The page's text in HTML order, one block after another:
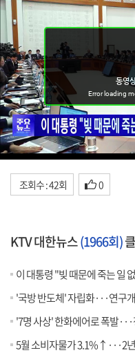
조회수 : 42회 0
KTV 대한뉴스(1966회)
이 대통령 "빚 때문에 죽는 일
'국방 반도체' 자립화···연구
'7명 사상' 한화에어로 폭발
5월 소비자물가 3.1%↑···2